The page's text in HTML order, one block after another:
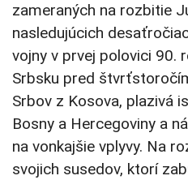
zameraných na rozbitie
nasledujúcich
vojny v prvej polovici 90.
Srbsku pred
Srbov z Kosova, plazivá
Bosny a Hercegoviny a
na vonkajšie vplyvy. Na
svojich susedov, ktorí